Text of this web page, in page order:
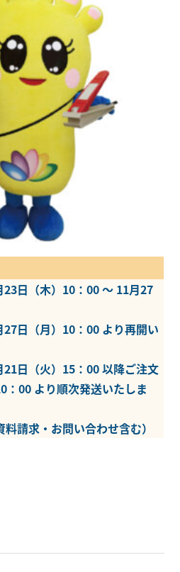
日（木）10：00 ～ 11月27
日（月）10：00 より再開い
（火）15：00 以降ご注文
：00 より順次発送いたしま
請求・お問い合わせ含む）